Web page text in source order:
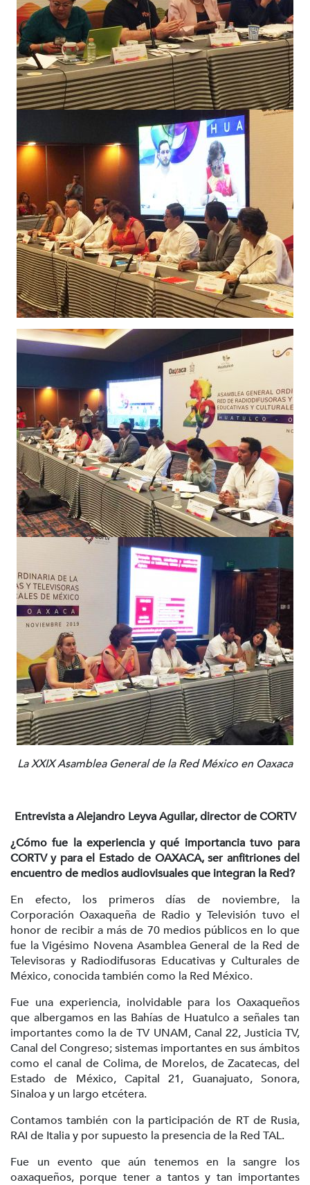
La XXIX Asamblea General de la Red México en Oaxaca
Entrevista a Alejandro Leyva Aguilar, director de CORTV
¿Cómo fue la experiencia y qué importancia tuvo para
CORTV y para el Estado de OAXACA, ser anfitriones del
encuentro de medios audiovisuales que integran la Red?
En efecto, los primeros días de noviembre, la
Corporación Oaxaqueña de Radio y Televisión tuvo el
honor de recibir a más de 70 medios públicos en lo que
fue la Vigésimo Novena Asamblea General de la Red de
Televisoras y Radiodifusoras Educativas y Culturales de
México, conocida también como la Red México.
Fue una experiencia, inolvidable para los Oaxaqueños
que albergamos en las Bahías de Huatulco a señales tan
importantes como la de TV UNAM, Canal 22, Justicia TV,
Canal del Congreso; sistemas importantes en sus ámbitos
como el canal de Colima, de Morelos, de Zacatecas, del
Estado de México, Capital 21, Guanajuato, Sonora,
Sinaloa y un largo etcétera.
Contamos también con la participación de RT de Rusia,
RAI de Italia y por supuesto la presencia de la Red TAL.
Fue un evento que aún tenemos en la sangre los
oaxaqueños, porque tener a tantos y tan importantes